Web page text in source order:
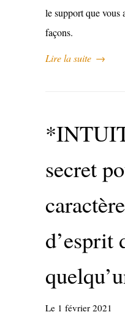
le support que vous
façons.
Lire la suite →
secret
d’esprit
Le 1 février 2021